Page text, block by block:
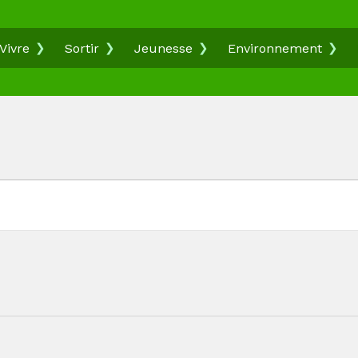
Vivre Sortir Jeunesse Environnement
clé.